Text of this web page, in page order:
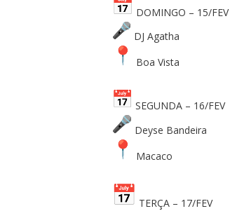
DOMINGO – 15/FEV
DJ Agatha
Boa Vista
SEGUNDA – 16/FEV
Deyse Bandeira
Macaco
TERÇA – 17/FEV